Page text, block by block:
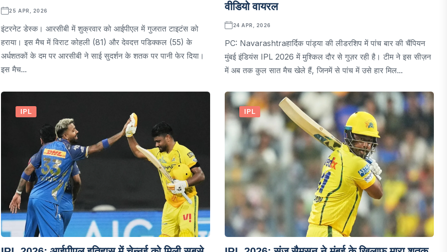
25 APR, 2026
इंटरनेट डेस्क। आरसीबी में शुक्रवार को आईपीएल में गुजरात टाइटंस को
हराया। इस मैच में विराट कोहली (81) और देवदत्त पडिक्कल (55) के
अर्धशतकों के दम पर आरसीबी ने साई सुदर्शन के शतक पर पानी फेर दिया।
इस मैच...
वीडियो वायरल
24 APR, 2026
PC: Navarashtraहार्दिक पांड्या की लीडरशिप में पांच बार की चैंपियन
मुंबई इंडियंस IPL 2026 में मुश्किल दौर से गुज़र रही है। टीम ने इस सीज़न
में अब तक कुल सात मैच खेले हैं, जिनमें से पांच में उसे हार मिल...
IPL IPL